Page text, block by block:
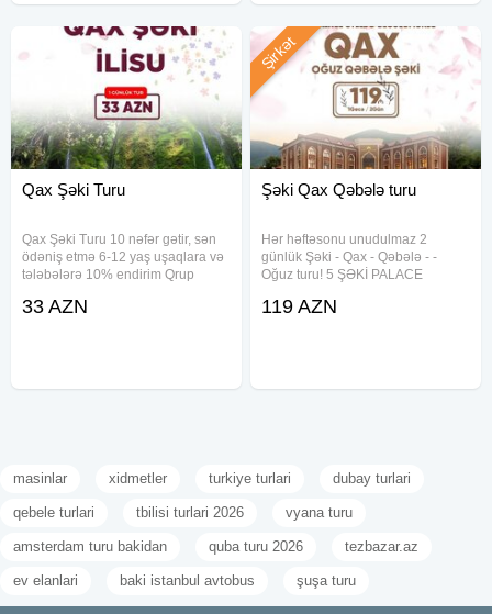
Qax Şəki Turu
Qax Şəki Turu 10 nəfər gətir, sən
ödəniş etmə 6-12 yaş uşaqlara və
tələbələrə 10% endirim Qrup
var Tarix: 5, 11, 12, 18, 19, 25, 26,
33 AZN
Şəki Qax Qəbələ turu
Hər həftəsonu unudulmaz 2
günlük Şəki - Qax - Qəbələ - -
Oğuz turu! 5 ŞƏKİ PALACE
gözləyir! Seçimi siz edin, xidməti
Şirkət
119 AZN
masinlar xidmetler turkiye turlari dubay turlari
qebele turlari tbilisi turlari 2026 vyana turu
amsterdam turu bakidan quba turu 2026 tezbazar.az
ev elanlari baki istanbul avtobus şuşa turu